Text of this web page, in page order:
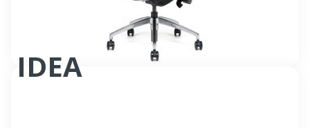
IDEA